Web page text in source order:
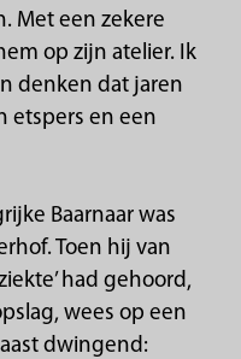
Met een zekere
op zijn atelier. Ik
denken dat jaren
etspers en een
Baarnaar was
Toen hij van
had gehoord,
wees op een
dwingend: